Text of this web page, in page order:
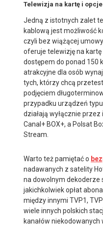
Telewizja na kartę i
Jedną z istotnych zalet
kablową jest możliwość
czyli bez wiążącej
oferuje telewizję na kartę
dostępem do ponad 150
atrakcyjne dla osób
tych, którzy chcą
podjęciem
przypadku urządzeń
działają wyłącznie
Canal+ BOX+, a Polsat
Stream.
Warto też pamiętać o
nadawanych z satelity
na dowolnym
jakichkolwiek opłat
między innymi TVP1,
wiele innych polskich
kanałów niekodowanych